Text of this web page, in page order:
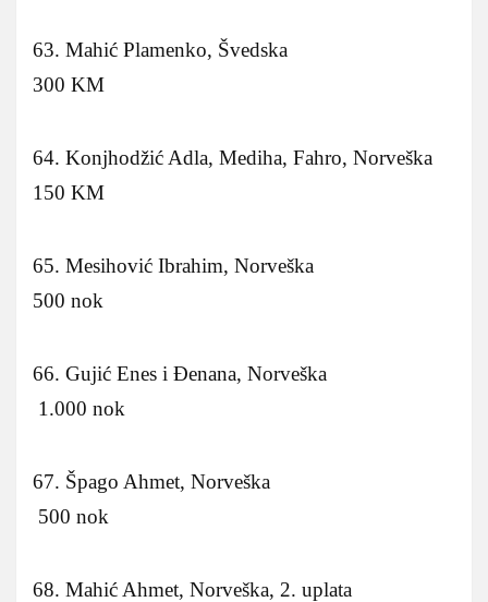
63. Mahić Plamenko, Švedska
300 KM
64. Konjhodžić Adla, Mediha, Fahro, Norveška
150 KM
65. Mesihović Ibrahim, Norveška
500 nok
66. Gujić Enes i Đenana, Norveška
1.000 nok
67. Špago Ahmet, Norveška
500 nok
68. Mahić Ahmet, Norveška, 2. uplata